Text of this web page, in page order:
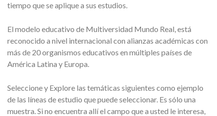
tiempo que se aplique a sus estudios.
El modelo educativo de Multiversidad Mundo Real, está
reconocido a nivel internacional con alianzas académicas con
más de 20 organismos educativos en múltiples países de
América Latina y Europa.
Seleccione y Explore las temáticas siguientes como ejemplo
de las líneas de estudio que puede seleccionar. Es sólo una
muestra. Si no encuentra allí el campo que a usted le interesa,